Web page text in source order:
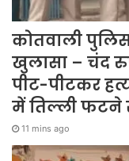
कोतवाली
खुलासा – चंद
पीट-पीटकर
में तिल्ली फटने
11 mins ago